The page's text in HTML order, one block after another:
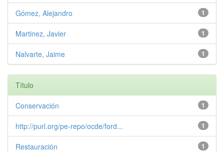
1
Gómez, Alejandro
1
Martinez, Javier
1
Nalvarte, Jaime
Título
1
Conservación
1
http://purl.org/pe-repo/ocde/ford...
1
Restauración